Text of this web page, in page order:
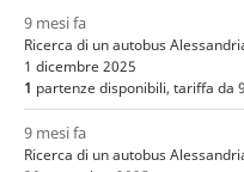
9 mesi fa
Ricerca di un autobus
1 dicembre 2025
1 partenze disponibili, tariffa da
9 mesi fa
Ricerca di un autobus